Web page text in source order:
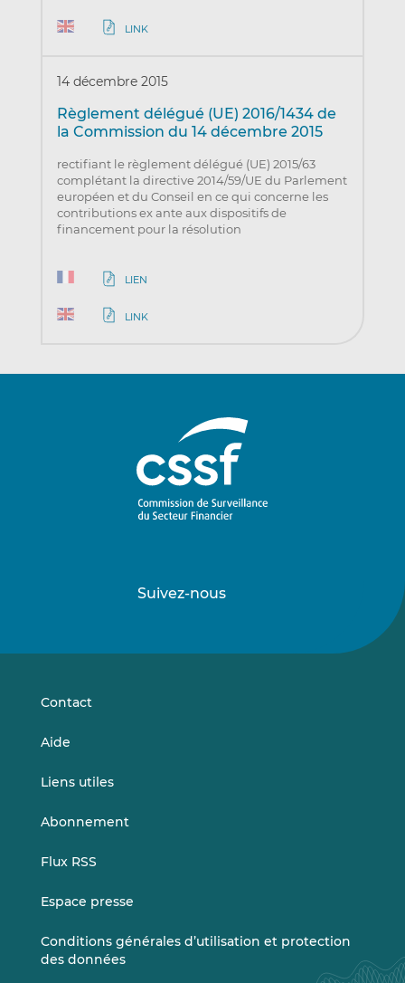
LINK
14 décembre 2015
Règlement délégué (UE) 2016/1434 de
la Commission du 14 décembre 2015
rectifiant le règlement délégué (UE) 2015/63
complétant la directive 2014/59/UE du Parlement
européen et du Conseil en ce qui concerne les
contributions ex ante aux dispositifs de
financement pour la résolution
LIEN
LINK
Suivez-nous
sursur
Contact
Aide
Liens utiles
Abonnement
Flux RSS
Espace presse
Conditions générales d’utilisation et protection
des données